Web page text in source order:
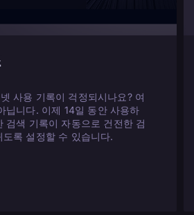
사용 기록이 걱정되시나요? 여
닙니다. 이제 14일 동안 사용하
검색 기록이 자동으로 건전한 검
록 설정할 수 있습니다.